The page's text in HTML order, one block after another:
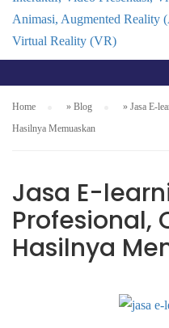
LMS
Home » Blog » Jasa E-
Hasilnya Memuaskan
Jasa E-
Profesional,
Hasilnya